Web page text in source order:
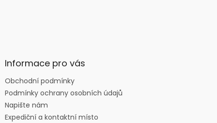
Informace pro vás
Obchodní podmínky
Podmínky ochrany osobních údajů
Napište nám
Expediční a kontaktní místo